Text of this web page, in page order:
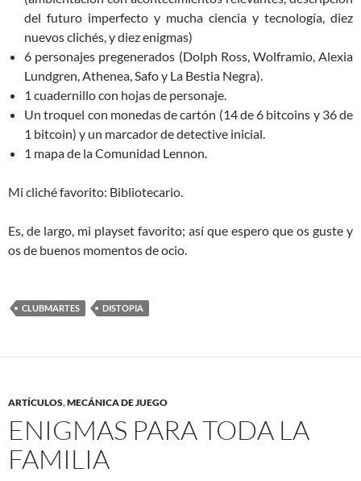
del futuro imperfecto y mucha ciencia y tecnología, diez
nuevos clichés, y diez enigmas)
6 personajes pregenerados (Dolph Ross, Wolframio, Alexia
Lundgren, Athenea, Safo y La Bestia Negra).
1 cuadernillo con hojas de personaje.
Un troquel con monedas de cartón (14 de 6 bitcoins y 36 de
1 bitcoin) y un marcador de detective inicial.
1 mapa de la Comunidad Lennon.
Mi cliché favorito: Bibliotecario.
Es, de largo, mi playset favorito; así que espero que os guste y
os de buenos momentos de ocio.
CLUBMARTES DISTOPIA
ARTÍCULOS,MECÁNICA DE JUEGO
ENIGMAS PARA TODA LA
FAMILIA